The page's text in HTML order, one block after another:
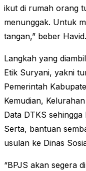
ikut di rumah orang
menunggak. Untuk
tangan,” beber Havid.
Langkah yang
Etik Suryani, yakni
Pemerintah
Kemudian,
Data DTKS
Serta, bantuan
usulan ke Dinas
“BPJS akan segera